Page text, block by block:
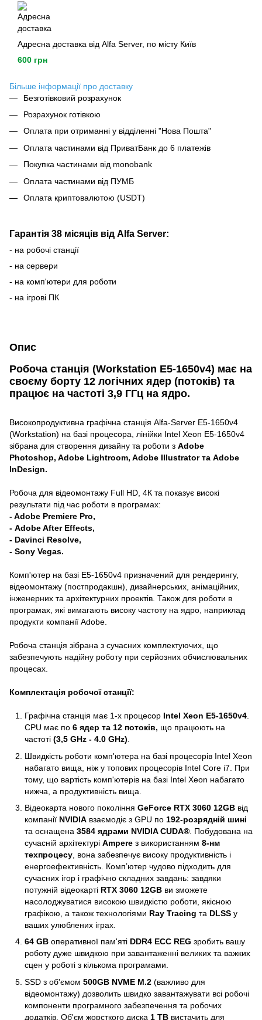
Адресна доставка від Alfa Server, по місту Київ
600 грн
Більше інформації про доставку
Безготівковий розрахунок
Розрахунок готівкою
Оплата при отриманні у відділенні "Нова Пошта"
Оплата частинами від ПриватБанк до 6 платежів
Покупка частинами від monobank
Оплата частинами від ПУМБ
Оплата криптовалютою (USDT)
Гарантія 38 місяців від Alfa Server:
- на робочі станції
- на сервери
- на комп'ютери для роботи
- на ігрові ПК
Опис
Робоча станція (Workstation Е5-1650v4) має на
своєму борту 12 логічних ядер (потоків) та
працює на частоті 3,9 ГГц на ядро.
Високопродуктивна графічна станція Alfa-Server E5-1650v4
(Workstation) на базі процесора, лінійки Intel Xeon E5-1650v4
зібрана для створення дизайну та роботи з Adobe
Photoshop, Adobe Lightroom, Adobe Illustrator та Adobe
InDesign.
Робоча для відеомонтажу Full HD, 4К та показує високі
результати під час роботи в програмах:
- Adobe Premiere Pro,
- Adobe After Effects,
- Davinci Resolve,
- Sony Vegas.
Комп'ютер на базі E5-1650v4 призначений для рендерингу,
відеомонтажу (постпродакшн), дизайнерських, анімаційних,
інженерних та архітектурних проектів. Також для роботи в
програмах, які вимагають високу частоту на ядро, наприклад
продукти компанії Adobe.
Робоча станція зібрана з сучасних комплектуючих, що
забезпечують надійну роботу при серйозних обчислювальних
процесах.
Комплектація робочої станції:
Графічна станція має 1-х процесор Intel Xeon E5-1650v4.
CPU має по 6 ядер та 12 потоків, що працюють на
частоті (3,5 GHz - 4.0 GHz).
Швидкість роботи комп'ютера на базі процесорів Intel Xeon
набагато вища, ніж у топових процесорів Intel Core i7. При
тому, що вартість комп'ютерів на базі Intel Xeon набагато
нижча, а продуктивність вища.
Відеокарта нового покоління GeForce RTX 3060 12GB від
компанії NVIDIA взаємодіє з GPU по 192-розрядній шині
та оснащена 3584 ядрами NVIDIA CUDA® . Побудована на
сучасній архітектурі Ampere з використанням 8-нм
техпроцесу , вона забезпечує високу продуктивність і
енергоефективність. Комп’ютер чудово підходить для
сучасних ігор і графічно складних завдань: завдяки
потужній відеокарті RTX 3060 12GB ви зможете
насолоджуватися високою швидкістю роботи, якісною
графікою, а також технологіями Ray Tracing та DLSS у
ваших улюблених іграх.
64 GB оперативної пам'яті DDR4 ECC REG зробить вашу
роботу дуже швидкою при завантаженні великих та важких
сцен у роботі з кількома програмами.
SSD з об'ємом 500GB NVME M.2 (важливо для
відеомонтажу) дозволить швидко завантажувати всі робочі
компоненти програмного забезпечення та робочих
додатків. Об'єм жорсткого диска 1 TB вистачить для